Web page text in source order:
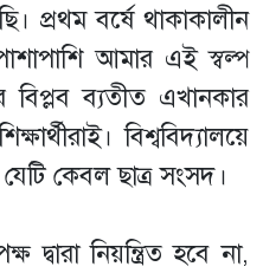
প্রথম বর্ষে থাকাকালীন
আমার এই স্বল্প
ব্যতীত এখানকার
বিশ্ববিদ্যালয়ে
কেবল ছাত্র সংসদ।
নিয়ন্ত্রিত হবে না,